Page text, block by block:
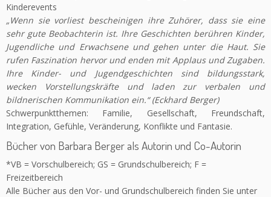
Kinderevents
„Wenn sie vorliest bescheinigen ihre Zuhörer, dass sie eine
sehr gute Beobachterin ist. Ihre Geschichten berühren Kinder,
Jugendliche und Erwachsene und gehen unter die Haut. Sie
rufen Faszination hervor und enden mit Applaus und Zugaben.
Ihre Kinder- und Jugendgeschichten sind bildungsstark,
wecken Vorstellungskräfte und laden zur verbalen und
bildnerischen Kommunikation ein.“ (Eckhard Berger)
Schwerpunktthemen: Familie, Gesellschaft, Freundschaft,
Integration, Gefühle, Veränderung, Konflikte und Fantasie.
Bücher von Barbara Berger als Autorin und Co-Autorin
*VB = Vorschulbereich; GS = Grundschulbereich; F =
Freizeitbereich
Alle Bücher aus den Vor- und Grundschulbereich finden Sie unter